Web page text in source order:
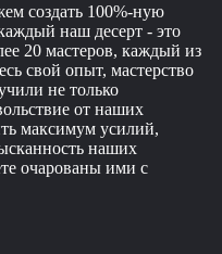
создать 100%-ную
наш десерт - это
20 мастеров, каждый из
свой опыт, мастерство
не только
от наших
максимум усилий,
наших
очарованы ими с